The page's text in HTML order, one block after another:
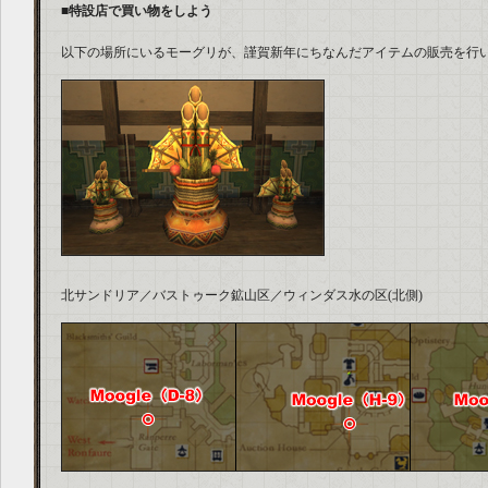
■特設店で買い物をしよう
以下の場所にいるモーグリが、謹賀新年にちなんだアイテムの販売を行
北サンドリア／バストゥーク鉱山区／ウィンダス水の区(北側)